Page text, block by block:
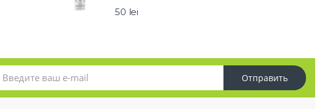
Оценка
из 5
50 lei
Отправить